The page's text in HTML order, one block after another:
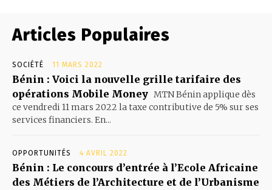
Articles Populaires
SOCIÉTÉ 11 MARS 2022
Bénin : Voici la nouvelle grille tarifaire des
opérations Mobile Money MTN Bénin applique dès
ce vendredi 11 mars 2022 la taxe contributive de 5% sur ses
services financiers. En...
OPPORTUNITÉS 4 AVRIL 2022
Bénin : Le concours d’entrée à l’Ecole Africaine
des Métiers de l’Architecture et de l’Urbanisme